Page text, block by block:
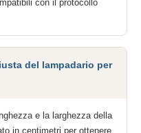
con il protocollo
del lampadario per
e la larghezza della
in centimetri per ottenere